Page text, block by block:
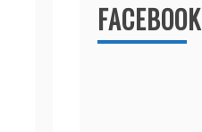
FACEBOOK